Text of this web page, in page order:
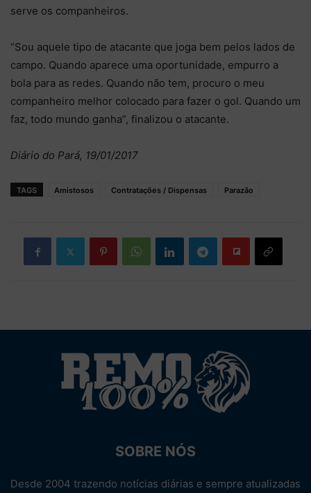
serve os companheiros.
“Sou aquele tipo de atacante que joga bem pelos lados de
campo. Quando aparece uma oportunidade, empurro a
bola para as redes. Quando não tem, procuro o meu
companheiro melhor colocado para fazer o gol. Quando um
faz, todo mundo ganha”, finalizou o atacante.
Diário do Pará, 19/01/2017
TAGS Amistosos Contratações / Dispensas Parazão
SOBRE NÓS
Desde 2004 trazendo notícias diárias e sempre atualizadas